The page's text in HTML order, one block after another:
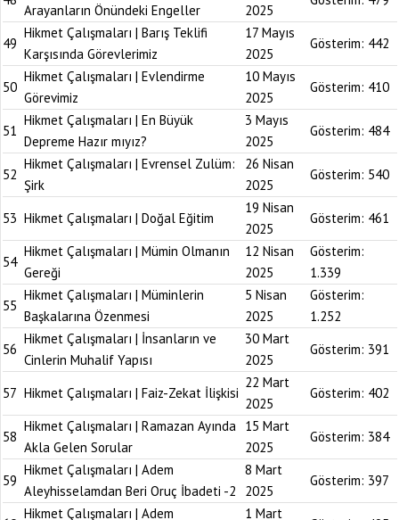
Arayanların Önündeki Engeller 2025
49
Hikmet Çalışmaları | Barış Teklifi
Karşısında Görevlerimiz
17 Mayıs
2025
Gösterim: 442
50
Hikmet Çalışmaları | Evlendirme
Görevimiz
10 Mayıs
2025
Gösterim: 410
51
Hikmet Çalışmaları | En Büyük
Depreme Hazır mıyız?
3 Mayıs
2025
Gösterim: 484
52
Hikmet Çalışmaları | Evrensel Zulüm:
Şirk
26 Nisan
2025
Gösterim: 540
53 Hikmet Çalışmaları | Doğal Eğitim
19 Nisan
2025
Gösterim: 461
54
Hikmet Çalışmaları | Mümin Olmanın
Gereği
12 Nisan
2025
Gösterim:
1.339
55
Hikmet Çalışmaları | Müminlerin
Başkalarına Özenmesi
5 Nisan
2025
Gösterim:
1.252
56
Hikmet Çalışmaları | İnsanların ve
Cinlerin Muhalif Yapısı
30 Mart
2025
Gösterim: 391
57 Hikmet Çalışmaları | Faiz-Zekat İlişkisi
22 Mart
2025
Gösterim: 402
58
Hikmet Çalışmaları | Ramazan Ayında
Akla Gelen Sorular
15 Mart
2025
Gösterim: 384
59
Hikmet Çalışmaları | Adem
Aleyhisselamdan Beri Oruç İbadeti -2
8 Mart
2025
Gösterim: 397
Hikmet Çalışmaları | Adem
1 Mart